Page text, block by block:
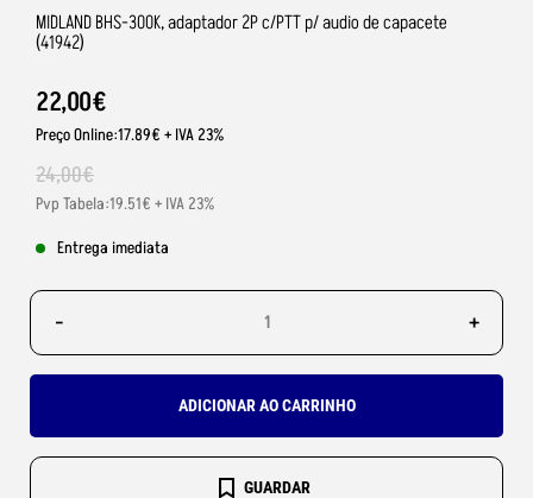
MIDLAND BHS-300K, adaptador 2P c/PTT p/ audio de capacete
(41942)
22,00€
Preço Online:17.89€ + IVA 23%
24,00€
Pvp Tabela:19.51€ + IVA 23%
Entrega imediata
- +
ADICIONAR AO CARRINHO
GUARDAR